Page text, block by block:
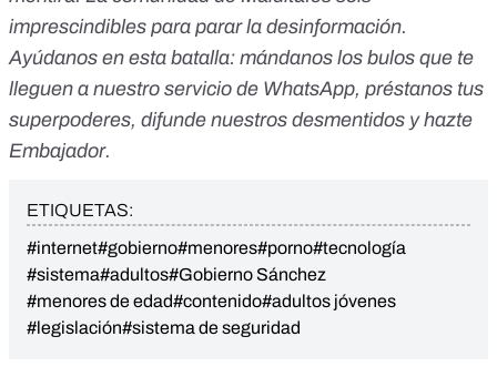
imprescindibles para parar la desinformación.
Ayúdanos en esta batalla: mándanos los bulos que te
lleguen a nuestro servicio de WhatsApp, préstanos tus
superpoderes, difunde nuestros desmentidos yhazte
Embajador.
ETIQUETAS:
#internet#gobierno#menores#porno#tecnología
#sistema#adultos#Gobierno Sánchez
#menores de edad#contenido#adultos jóvenes
#legislación#sistema de seguridad